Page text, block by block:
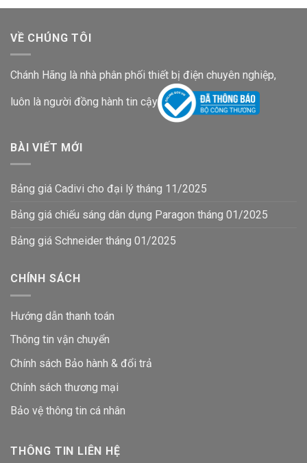
VỀ CHÚNG TÔI
Chánh Hãng là nhà phân phối thiết bị điện chuyên nghiệp,
luôn là người đồng hành tin cậy
BÀI VIẾT MỚI
Bảng giá Cadivi cho đại lý tháng 11/2025
Bảng giá chiếu sáng dân dụng Paragon tháng 01/2025
Bảng giá Schneider tháng 01/2025
CHÍNH SÁCH
Hướng dẫn thanh toán
Thông tin vận chuyển
Chính sách Bảo hành & đổi trả
Chính sách thương mại
Bảo vệ thông tin cá nhân
THÔNG TIN LIÊN HỆ